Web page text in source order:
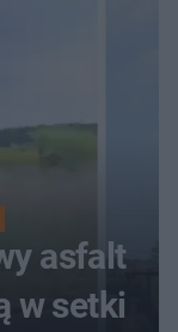
asfalt
w setki